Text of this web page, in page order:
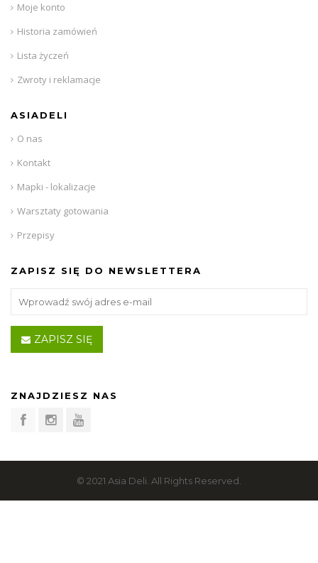
Moje konto
Historia zamówień
Lista życzeń
Zwroty i reklamacje
ASIADELI
O nas
Kontakt
Mapki - lokalizacje
Warsztaty gotowania
Przepisy
ZAPISZ SIĘ DO NEWSLETTERA
ZAPISZ SIĘ
ZNAJDZIESZ NAS
© 2021 Asia Deli. All Rights Reserved.